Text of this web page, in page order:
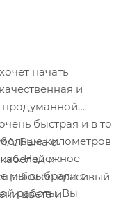
начать
и
продуманной
быстрая и в то
километров
Надежное
мы выбрали с
работы. Вы
Рама с
и
более красивый
цвета и